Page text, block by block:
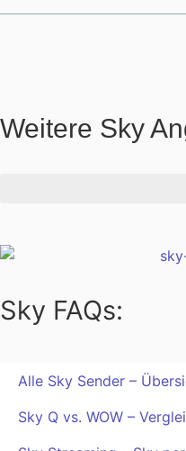
Weitere Sky
Sky FAQs:
Alle Sky Sender –
Sky Q vs. WOW –